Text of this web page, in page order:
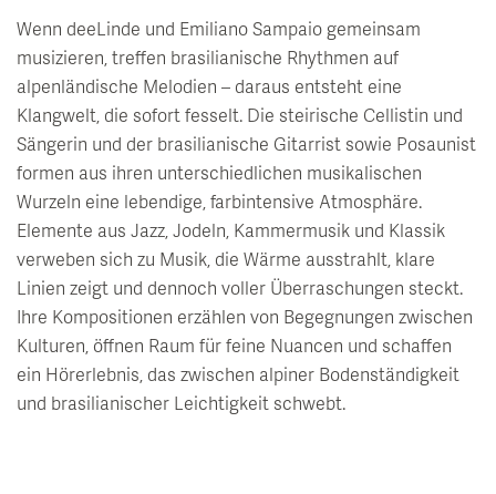
Top 5 Gründe
Nachhaltigkeit
Impressionen & Videos
Lage & Anreise
Wissenswertes
Seminar & Team Offsites
Tagesbesucher
Zimmer & Suiten
Inklusivleistungen
Pauschalen
Last Minute Verfügbarkeiten
spüren
Artemacur Spa & Gesundheit
Spa-Anwendungen
Pool-Landschaft
Saunalandschaft
Alpen Soledom
Artemacur Gesundheitszentrum
Leberfasten nach Dr. Worm
uvida Stoffwechselanalyse
genießen
Essen & Trinken
Restaurant & Kulinarik
GenussArt Abendmenü
Klosterhof-Frühstück
BarBarossa
Wein & Winzer Dinner
entdecken
Natur & Erlebnis
Sommerfrische
Winterzauber
Klosterhof Erlebniswoche
inspirieren
Kunst & Kultur
Veranstaltungskalender
Wenn deeLinde und Emiliano Sampaio gemeinsam
musizieren, treffen brasilianische Rhythmen auf
alpenländische Melodien – daraus entsteht eine
Klangwelt, die sofort fesselt. Die steirische Cellistin und
Sängerin und der brasilianische Gitarrist sowie Posaunist
formen aus ihren unterschiedlichen musikalischen
Wurzeln eine lebendige, farbintensive Atmosphäre.
Elemente aus Jazz, Jodeln, Kammermusik und Klassik
verweben sich zu Musik, die Wärme ausstrahlt, klare
Linien zeigt und dennoch voller Überraschungen steckt.
Ihre Kompositionen erzählen von Begegnungen zwischen
Kulturen, öffnen Raum für feine Nuancen und schaffen
ein Hörerlebnis, das zwischen alpiner Bodenständigkeit
und brasilianischer Leichtigkeit schwebt.